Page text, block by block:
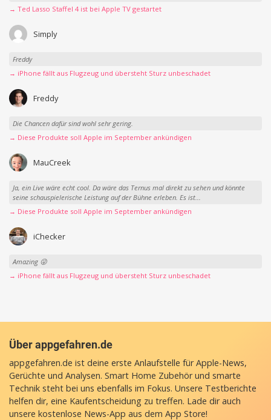
→ Ted Lasso Staffel 4 ist bei Apple TV gestartet
Simply
Freddy
→ iPhone fällt aus Flugzeug und übersteht Sturz unbeschadet
Freddy
Die Chancen dafür sind wohl sehr gering.
→ Diese Produkte soll Apple im September ankündigen
MauCreek
Ja, ein Live wäre echt cool. Da wäre das Ternus mal direkt zu sehen und könnte
seine schauspielerische Leistung auf der Bühne erleben. Es ist...
→ Diese Produkte soll Apple im September ankündigen
iChecker
Amazing 😜
→ iPhone fällt aus Flugzeug und übersteht Sturz unbeschadet
Über appgefahren.de
appgefahren.de ist deine erste Anlaufstelle für Apple-News,
Gerüchte und Analysen. Smart Home Zubehör und smarte
Technik steht bei uns ebenfalls im Fokus. Unsere Testberichte
helfen dir, eine Kaufentscheidung zu treffen. Lade dir auch
unsere kostenlose News-App aus dem App Store!